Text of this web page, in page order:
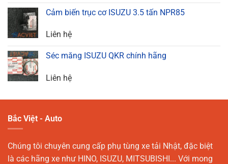
Cảm biến trục cơ ISUZU 3.5 tấn NPR85
Liên hệ
Séc măng ISUZU QKR chính hãng
Liên hệ
Bắc Việt - Auto
Chúng tôi chuyên cung cấp phụ tùng xe tải Nhật, đặc biệt
là các hãng xe như HINO, ISUZU, MITSUBISHI... Với mong